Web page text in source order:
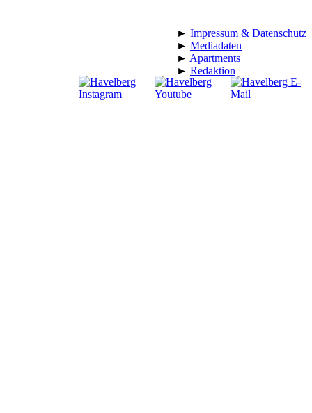
► Impressum & Datenschutz
► Mediadaten
► Apartments
► Redaktion